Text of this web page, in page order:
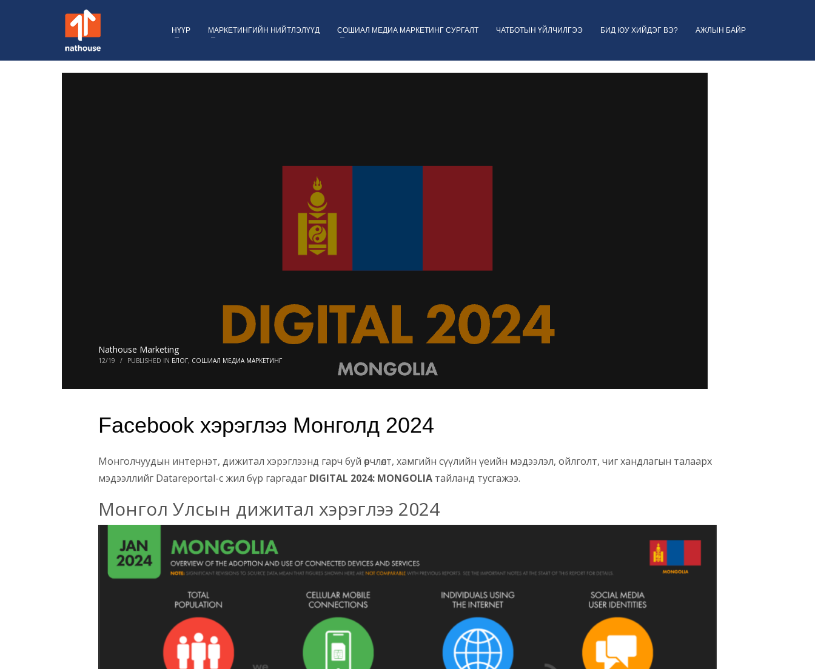
НҮҮР МАРКЕТИНГИЙН НИЙТЛЭЛҮҮД СОШИАЛ МЕДИА МАРКЕТИНГ СУРГАЛТ ЧАТБОТЫН ҮЙЛЧИЛГЭЭ БИД ЮУ ХИЙДЭГ ВЭ? АЖЛЫН БАЙР
Nathouse Marketing
12/19 / PUBLISHED IN БЛОГ, СОШИАЛ МЕДИА МАРКЕТИНГ
Facebook хэрэглээ Монголд 2024
Монголчуудын интернэт, дижитал хэрэглээнд гарч буй өөрчлөлт, хамгийн сүүлийн үеийн мэдээлэл, ойлголт, чиг хандлагын талаарх
мэдээллийг Datareportal-с жил бүр гаргадаг DIGITAL 2024: MONGOLIA тайланд тусгажээ.
Монгол Улсын дижитал хэрэглээ 2024